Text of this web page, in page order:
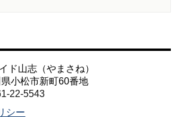
ド山志（やまさね）
小松市新町60番地
22-5543
シー